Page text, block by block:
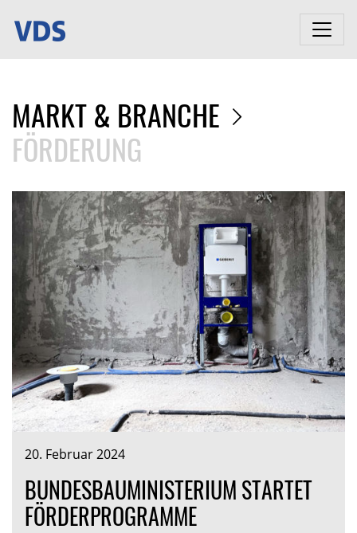
MARKT & BRANCHE
FÖRDERUNG
20. Februar 2024
BUNDESBAUMINISTERIUM STARTET
FÖRDERPROGRAMME